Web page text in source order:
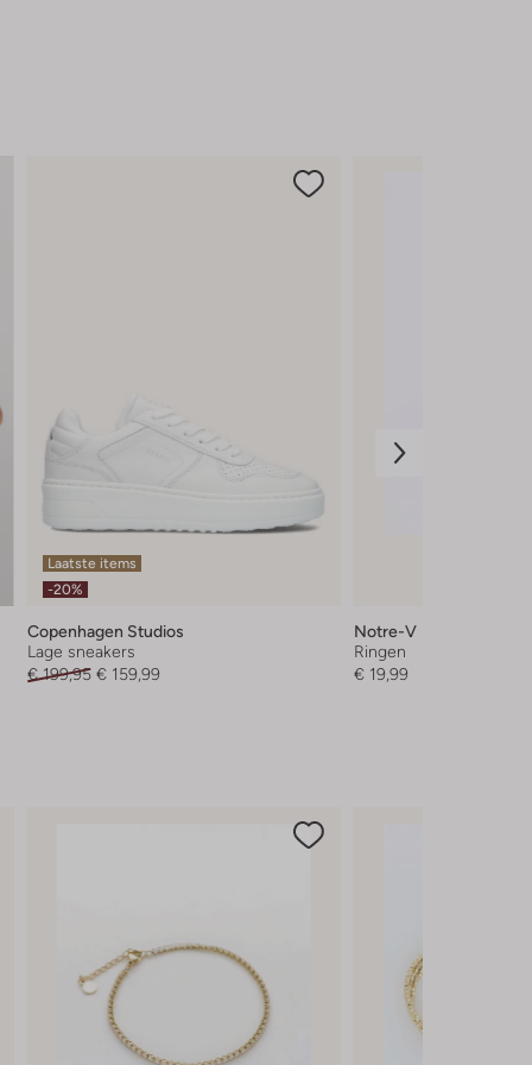
Laatste items
-20%
Copenhagen Studios
Lage sneakers
€ 199,95 € 159,99
Notre-V
Ringen
€ 19,99